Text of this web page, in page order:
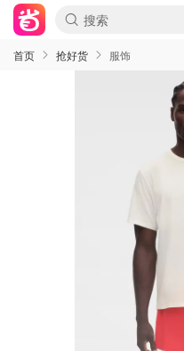
首页 抢好货 服饰